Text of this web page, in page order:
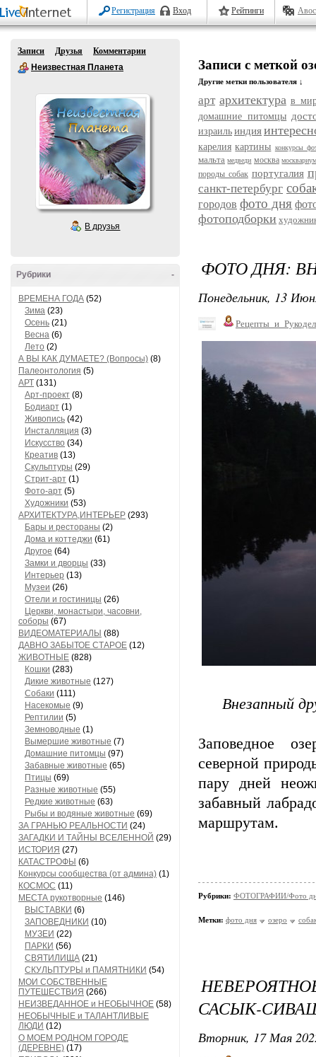
Регистрация Вход Рейтинги
Записи Друзья
Комментарии
Неизвестная Планета
В друзья
-
Рубрики
ВРЕМЕНА ГОДА (52)
Зима (23)
Осень (21)
Весна (6)
Лето (2)
А ВЫ КАК ДУМАЕТЕ? (Вопросы) (8)
Палеонтология (5)
АРТ (131)
Арт-проект (8)
Бодиарт (1)
Живопись (42)
Инсталляция (3)
Искусство (34)
Креатив (13)
Скульптуры (29)
Стрит-арт (1)
Фото-арт (5)
Художники (53)
АРХИТЕКТУРА,ИНТЕРЬЕР (293)
Бары и рестораны (2)
Дома и коттеджи (61)
Другое (64)
Замки и дворцы (33)
Интерьер (13)
Музеи (26)
Отели и гостиницы (26)
Церкви, монастыри, часовни,
соборы (67)
ВИДЕОМАТЕРИАЛЫ (88)
ДАВНО ЗАБЫТОЕ СТАРОЕ (12)
ЖИВОТНЫЕ (828)
Кошки (283)
Дикие животные (127)
Собаки (111)
Насекомые (9)
Рептилии (5)
Земноводные (1)
Вымершие животные (7)
Домашние питомцы (97)
Забавные животные (65)
Птицы (69)
Разные животные (55)
Редкие животные (63)
Рыбы и водяные животные (69)
ЗА ГРАНЬЮ РЕАЛЬНОСТИ (24)
ЗАГАДКИ И ТАЙНЫ ВСЕЛЕННОЙ (29)
ИСТОРИЯ (27)
КАТАСТРОФЫ (6)
Конкурсы сообщества (от админа) (1)
КОСМОС (11)
МЕСТА рукотворные (146)
ВЫСТАВКИ (6)
ЗАПОВЕДНИКИ (10)
МУЗЕИ (22)
ПАРКИ (56)
СВЯТИЛИЩА (21)
СКУЛЬПТУРЫ и ПАМЯТНИКИ (54)
МОИ СОБСТВЕННЫЕ
ПУТЕШЕСТВИЯ (266)
НЕИЗВЕДАННОЕ и НЕОБЫЧНОЕ (58)
НЕОБЫЧНЫЕ и ТАЛАНТЛИВЫЕ
ЛЮДИ (12)
О МОЕМ РОДНОМ ГОРОДЕ
(ДЕРЕВНЕ) (17)
Записи с меткой
Другие метки пользователя ↓
арт архитектура в
домашние питомцы
израиль индия
карелия картины конкурсы
мальта медведи москва
породы собак португалия
санкт-петербург
городов фото дня
фотоподборки
ФОТО ДНЯ:
Понедельник, 13
Внезапный
Заповедное
северной
пару дней
забавный
маршрутам.
Рубрики: ФОТОГРАФИИ/Фото
Метки: фото дня озеро
САСЫК-
Вторник, 17 Мая